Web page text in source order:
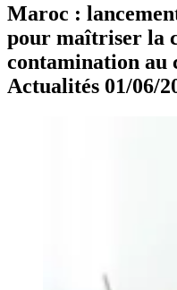
Maroc :
pour maîtriser la
contamination au
Actualités 01/06/